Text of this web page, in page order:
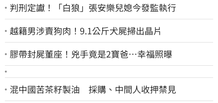
判刑定讞！「白狼」張安樂兒媳今發監執行
越籍男涉賣狗肉！9.1公斤犬屍掃出晶片
膠帶封屍董座！兇手竟是2寶爸…幸福照曝
混中國苦茶籽製油 採購、中間人收押禁見